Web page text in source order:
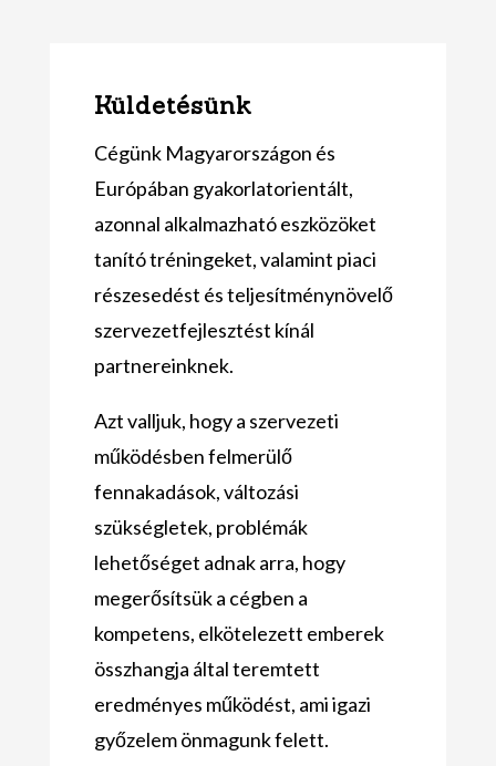
Küldetésünk
Cégünk Magyarországon és
Európában gyakorlatorientált,
azonnal alkalmazható eszközöket
tanító tréningeket, valamint piaci
részesedést és teljesítménynövelő
szervezetfejlesztést kínál
partnereinknek.
Azt valljuk, hogy a szervezeti
működésben felmerülő
fennakadások, változási
szükségletek, problémák
lehetőséget adnak arra, hogy
megerősítsük a cégben a
kompetens, elkötelezett emberek
összhangja által teremtett
eredményes működést, ami igazi
győzelem önmagunk felett.